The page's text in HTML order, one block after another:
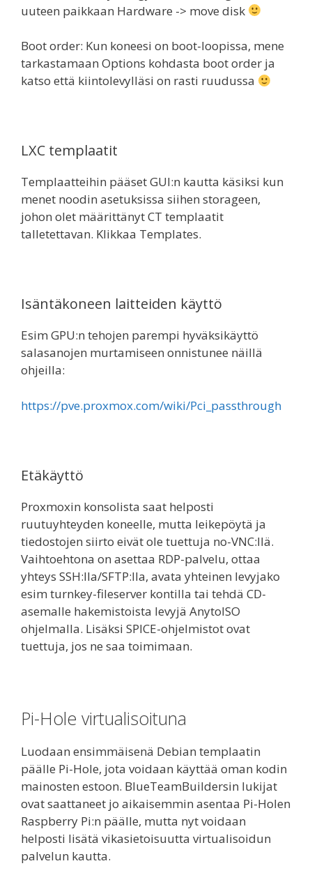
uuteen paikkaan Hardware -> move disk
Boot order: Kun koneesi on boot-loopissa, mene
tarkastamaan Options kohdasta boot order ja
katso että kiintolevylläsi on rasti ruudussa
LXC templaatit
Templaatteihin pääset GUI:n kautta käsiksi kun
menet noodin asetuksissa siihen storageen,
johon olet määrittänyt CT templaatit
talletettavan. Klikkaa Templates.
Isäntäkoneen laitteiden käyttö
Esim GPU:n tehojen parempi hyväksikäyttö
salasanojen murtamiseen onnistunee näillä
ohjeilla:
https://pve.proxmox.com/wiki/Pci_passthrough
Etäkäyttö
Proxmoxin konsolista saat helposti
ruutuyhteyden koneelle, mutta leikepöytä ja
tiedostojen siirto eivät ole tuettuja no-VNC:llä.
Vaihtoehtona on asettaa RDP-palvelu, ottaa
yhteys SSH:lla/SFTP:lla, avata yhteinen levyjako
esim turnkey-fileserver kontilla tai tehdä CD-
asemalle hakemistoista levyjä AnytoISO
ohjelmalla. Lisäksi SPICE-ohjelmistot ovat
tuettuja, jos ne saa toimimaan.
Pi-Hole virtualisoituna
Luodaan ensimmäisenä Debian templaatin
päälle Pi-Hole, jota voidaan käyttää oman kodin
mainosten estoon. BlueTeamBuildersin lukijat
ovat saattaneet jo aikaisemmin asentaa Pi-Holen
Raspberry Pi:n päälle, mutta nyt voidaan
helposti lisätä vikasietoisuutta virtualisoidun
palvelun kautta.